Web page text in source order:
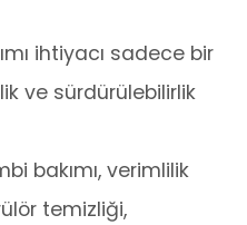
ihtiyacı sadece bir
ve sürdürülebilirlik
bakımı, verimlilik
temizliği,